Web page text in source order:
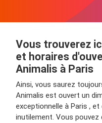
Vous trouverez
et horaires
Animalis à Paris
Ainsi, vous saurez
Animalis est ouvert un
exceptionnelle à Paris ,
inutilement. Vous